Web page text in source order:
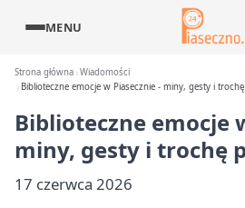
MENU
Strona główna Wiadomości
Biblioteczne emocje w Piasecznie - miny, gesty i
Biblioteczne emocje
miny, gesty i trochę
17 czerwca 2026